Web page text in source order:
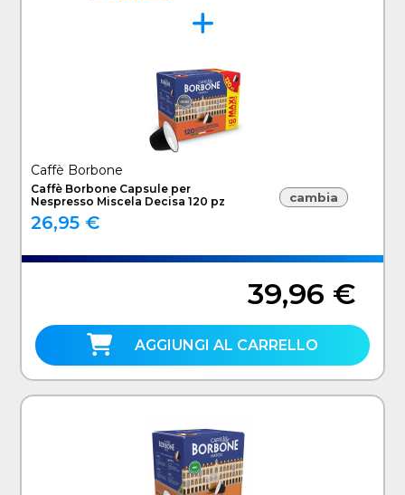
Caffè Borbone
Caffè Borbone Capsule per
Nespresso Miscela Decisa 120 pz
26,95 €
cambia
39,96 €
AGGIUNGI AL CARRELLO